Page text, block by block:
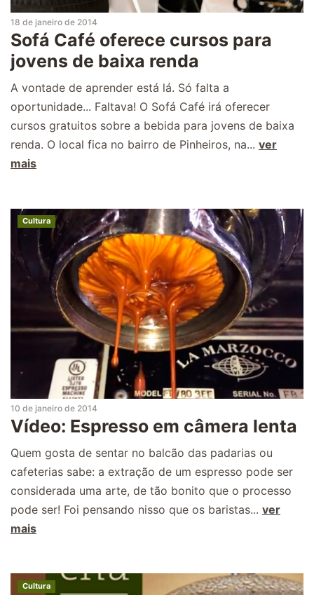
18 de janeiro de 2014
Sofá Café oferece cursos para
jovens de baixa renda
A vontade de aprender está lá. Só falta a
oportunidade... Faltava! O Sofá Café irá oferecer
cursos gratuitos sobre a bebida para jovens de baixa
renda. O local fica no bairro de Pinheiros, na... ver
mais
Cultura
10 de janeiro de 2014
Vídeo: Espresso em câmera lenta
Quem gosta de sentar no balcão das padarias ou
cafeterias sabe: a extração de um espresso pode ser
considerada uma arte, de tão bonito que o processo
pode ser! Foi pensando nisso que os baristas... ver
mais
Cultura